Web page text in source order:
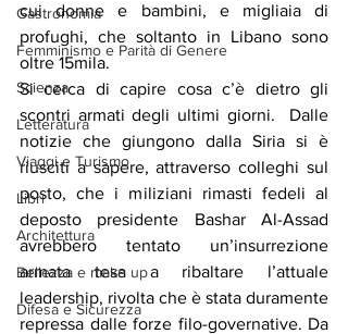
Gastronomia
Femminismo e Parità di Genere
Scienza
Letteratura
Viaggi e Turismo
Libri
Architettura
Bellezza e make up
Difesa e Sicurezza
cui donne e bambini, e migliaia di
profughi, che soltanto in Libano sono
oltre 15mila.
Si cerca di capire cosa c’è dietro gli
scontri armati degli ultimi giorni.  Dalle
notizie che giungono dalla Siria si è
riusciti a sapere, attraverso colleghi sul
posto, che i miliziani rimasti fedeli al
deposto presidente Bashar Al-Assad
avrebbero tentato un’insurrezione
armata tesa a ribaltare l’attuale
leadership, rivolta che è stata duramente
repressa dalle forze filo-governative. Da